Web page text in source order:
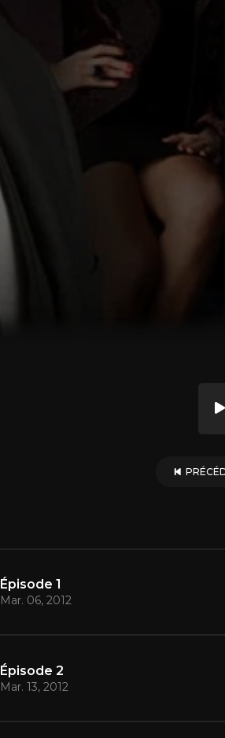
Épisode 1
Mar. 06, 2012
Épisode 2
Mar. 13, 2012